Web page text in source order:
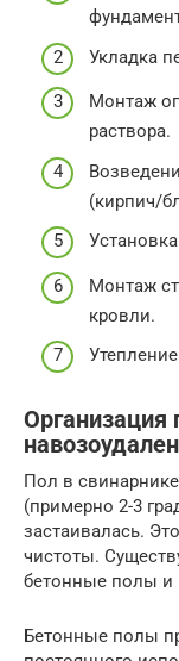
Укладка
Монтаж
раствора.
(кирпич/
Монтаж
кровли.
Организация
Пол в
(примерно 2-3
застаивалась.
чистоты.
бетонные полы
Бетонные полы